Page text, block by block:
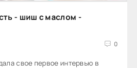
- шиш с маслом -
0
свое первое интервью в